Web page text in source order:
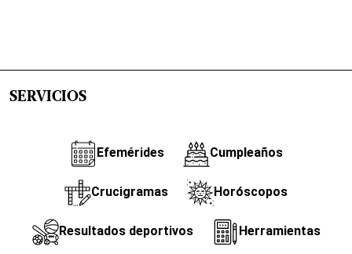
SERVICIOS
Efemérides Cumpleaños
Crucigramas Horóscopos
Resultados deportivos Herramientas